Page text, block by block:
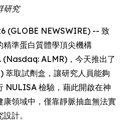
研究
(GLOBE NEWSWIRE) -- 致
精準蛋白質體學頂尖機構
ALMR)，今天推出了
取試劑盒，讓研究人員能夠
NULISA 檢驗，藉此開啟在神
領域中，僅靠靜脈抽血無法實
計。